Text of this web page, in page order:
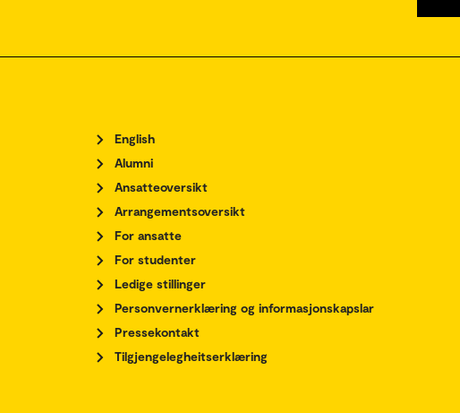
English
Alumni
Ansatteoversikt
Arrangementsoversikt
For ansatte
For studenter
Ledige stillinger
Personvernerklæring og informasjonskapslar
Pressekontakt
Tilgjengelegheitserklæring